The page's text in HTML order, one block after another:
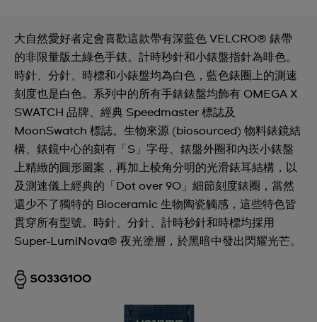
大自然愛好者定會喜歡這款帶有深藍色 VELCRO® 錶帶
的非限量版土綠色手錶。計時秒針和小錶盤指針為啡色。
時針、分針、時標和小錶盤均為白色，藍色錶圈上的測速
刻度也是白色。系列中的所有手錶錶盤均飾有 OMEGA X
SWATCH 品牌、經典 Speedmaster 標誌及
MoonSwatch 標誌。生物來源 (biosourced) 物料錶鏡結
構、錶鏡中心的刻有「S」字母、錶盤外圈和內崁小錶盤
上精緻的圓形圖案，再加上棱角分明的光滑錶耳結構，以
及測速儀上經典的「Dot over 90」細節刻度錶圈，當然
還少不了獨特的 Bioceramic 生物陶瓷觸感，這些特色皆
貫穿所有型號。時針、分針、計時秒針和時標均採用
Super-LumiNova® 夜光塗層，於黑暗中發出閃耀光芒。
SO33G100